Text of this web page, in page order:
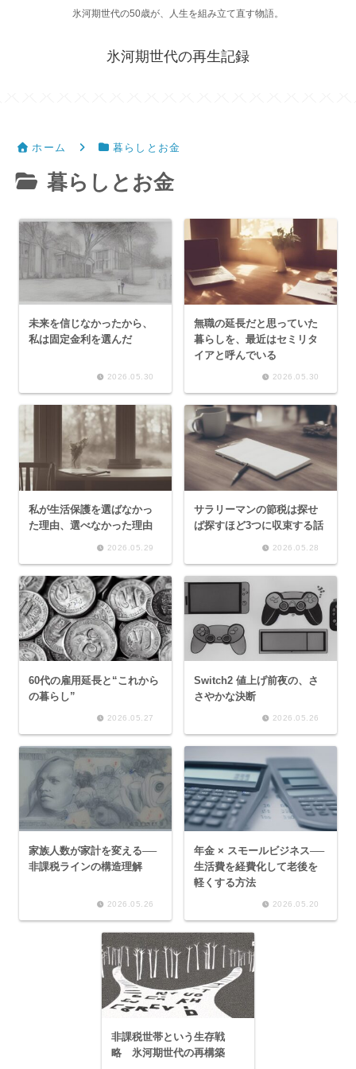
氷河期世代の50歳が、人生を組み立て直す物語。
氷河期世代の再生記録
ホーム 暮らしとお金
暮らしとお金
未来を信じなかったから、
私は固定金利を選んだ
2026.05.30
無職の延長だと思っていた
暮らしを、最近はセミリタ
イアと呼んでいる
2026.05.30
私が生活保護を選ばなかっ
た理由、選べなかった理由
2026.05.29
サラリーマンの節税は探せ
ば探すほど3つに収束する話
2026.05.28
60代の雇用延長と“これから
の暮らし”
2026.05.27
Switch2 値上げ前夜の、さ
さやかな決断
2026.05.26
家族人数が家計を変える──
非課税ラインの構造理解
2026.05.26
年金 × スモールビジネス──
生活費を経費化して老後を
軽くする方法
2026.05.20
非課税世帯という生存戦
略 氷河期世代の再構築